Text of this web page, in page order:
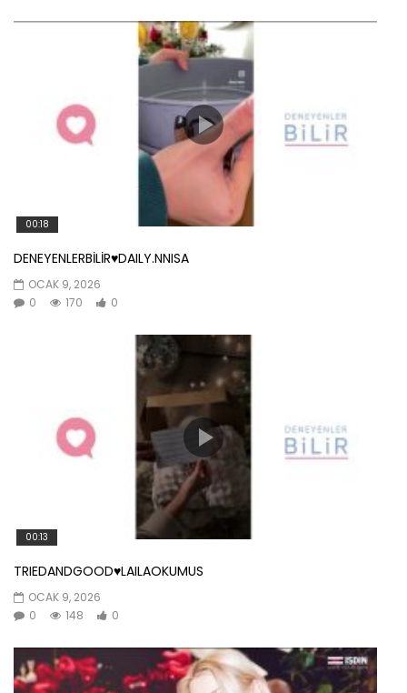
00:18
DENEYENLERBİLİR♥️DAILY.NNISA
OCAK 9, 2026
0
170 0
00:13
TRIEDANDGOOD♥️LAILAOKUMUS
OCAK 9, 2026
0
148 0